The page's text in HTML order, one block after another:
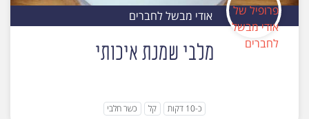
אודי מבשל לחברים
מלבי שמנת איכותי
כ-10 דקות קל כשר חלבי